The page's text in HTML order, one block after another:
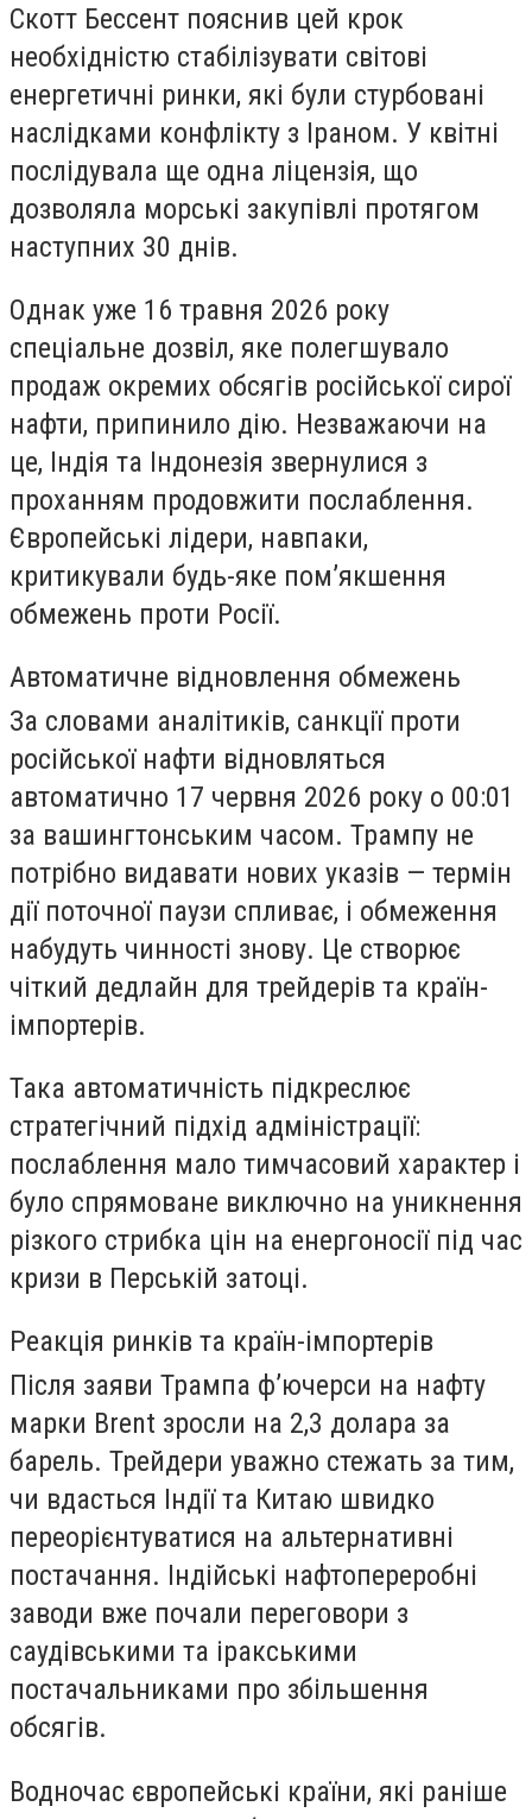
Скотт Бессент пояснив цей крок
необхідністю стабілізувати світові
енергетичні ринки, які були стурбовані
наслідками конфлікту з Іраном. У квітні
послідувала ще одна ліцензія, що
дозволяла морські закупівлі протягом
наступних 30 днів.
Однак уже 16 травня 2026 року
спеціальне дозвіл, яке полегшувало
продаж окремих обсягів російської сирої
нафти, припинило дію. Незважаючи на
це, Індія та Індонезія звернулися з
проханням продовжити послаблення.
Європейські лідери, навпаки,
критикували будь-яке пом’якшення
обмежень проти Росії.
Автоматичне відновлення обмежень
За словами аналітиків, санкції проти
російської нафти відновляться
автоматично 17 червня 2026 року о 00:01
за вашингтонським часом. Трампу не
потрібно видавати нових указів — термін
дії поточної паузи спливає, і обмеження
набудуть чинності знову. Це створює
чіткий дедлайн для трейдерів та країн-
імпортерів.
Така автоматичність підкреслює
стратегічний підхід адміністрації:
послаблення мало тимчасовий характер і
було спрямоване виключно на уникнення
різкого стрибка цін на енергоносії під час
кризи в Перській затоці.
Реакція ринків та країн-імпортерів
Після заяви Трампа ф’ючерси на нафту
марки Brent зросли на 2,3 долара за
барель. Трейдери уважно стежать за тим,
чи вдасться Індії та Китаю швидко
переорієнтуватися на альтернативні
постачання. Індійські нафтопереробні
заводи вже почали переговори з
саудівськими та іракськими
постачальниками про збільшення
обсягів.
Водночас європейські країни, які раніше